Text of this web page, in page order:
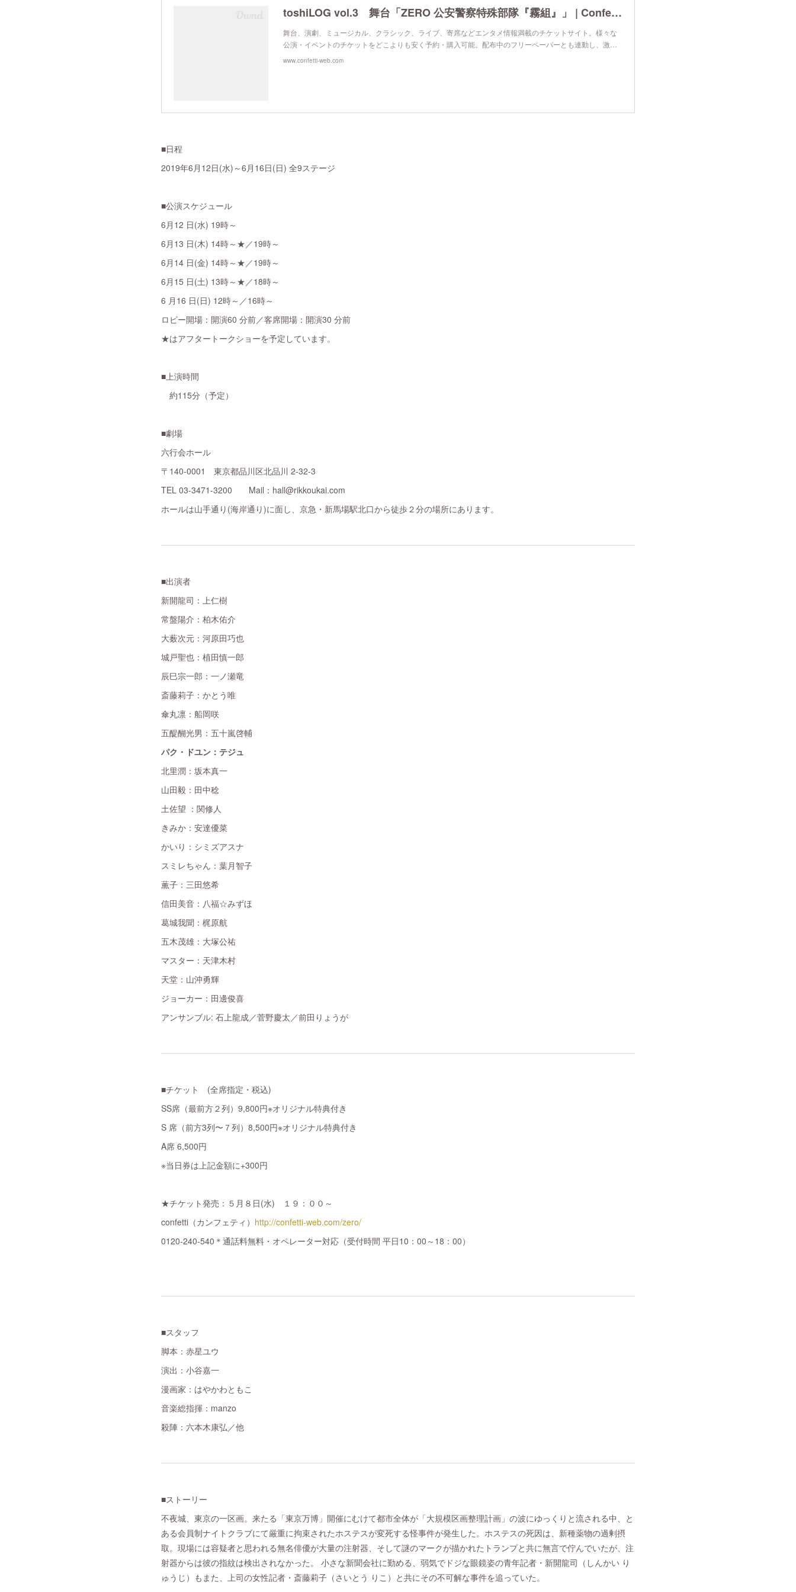
toshiLOG vol.3 舞台「ZERO 公安警察特殊部隊『霧組』」 | Confetti [チケット情報満載]
舞台、演劇、ミュージカル、クラシック、ライブ、寄席などエンタメ情報満載のチケットサイト。様々な
公演・イベントのチケットをどこよりも安く予約・購入可能。配布中のフリーペーパーとも連動し、激…
www.confetti-web.com
■日程
2019年6月12日(水)～6月16日(日) 全9ステージ
■公演スケジュール
6月12 日(水) 19時～
6月13 日(木) 14時～★／19時～
6月14 日(金) 14時～★／19時～
6月15 日(土) 13時～★／18時～
6 月16 日(日) 12時～／16時～
ロビー開場：開演60 分前／客席開場：開演30 分前
★はアフタートークショーを予定しています。
■上演時間
約115分（予定）
■劇場
六行会ホール
〒140-0001 東京都品川区北品川 2-32-3
TEL 03-3471-3200 Mail：hall@rikkoukai.com
ホールは山手通り(海岸通り)に面し、京急・新馬場駅北口から徒歩２分の場所にあります。
■出演者
新開龍司：上仁樹
常盤陽介：柏木佑介
大薮次元：河原田巧也
城戸聖也：植田慎一郎
辰巳宗一郎：一ノ瀬竜
斎藤莉子：かとう唯
傘丸凛：船岡咲
五醍醐光男：五十嵐啓輔
パク・ドユン：テジュ
北里潤：坂本真一
山田毅：田中稔
土佐望 ：関修人
きみか：安達優菜
かいり：シミズアスナ
スミレちゃん：葉月智子
薫子：三田悠希
信田美音：八福☆みずほ
葛城我聞：梶原航
五木茂雄：大塚公祐
マスター：天津木村
天堂：山沖勇輝
ジョーカー：田邊俊喜
アンサンブル: 石上龍成／菅野慶太／前田りょうが
■チケット (全席指定・税込)
SS席（最前方２列）9,800円※オリジナル特典付き
S 席（前方3列〜７列）8,500円※オリジナル特典付き
A席 6,500円
※当日券は上記金額に+300円
★チケット発売：５月８日(水) １９：００～
confetti（カンフェティ） http://confetti-web.com/zero/
0120-240-540＊通話料無料・オペレーター対応（受付時間 平日10：00～18：00）
■スタッフ
脚本：赤星ユウ
演出：小谷嘉一
漫画家：はやかわともこ
音楽総指揮：manzo
殺陣：六本木康弘／他
■ストーリー
不夜城、東京の一区画。来たる「東京万博」開催にむけて都市全体が「大規模区画整理計画」の波にゆっくりと流される中、と
ある会員制ナイトクラブにて厳重に拘束されたホステスが変死する怪事件が発生した。ホステスの死因は、新種薬物の過剰摂
取。現場には容疑者と思われる無名俳優が大量の注射器、そして謎のマークが描かれたトランプと共に無言で佇んでいたが、注
射器からは彼の指紋は検出されなかった。 小さな新聞会社に勤める、弱気でドジな眼鏡姿の青年記者・新開龍司（しんかい り
ゅうじ）もまた、上司の女性記者・斎藤莉子（さいとう りこ）と共にその不可解な事件を追っていた。